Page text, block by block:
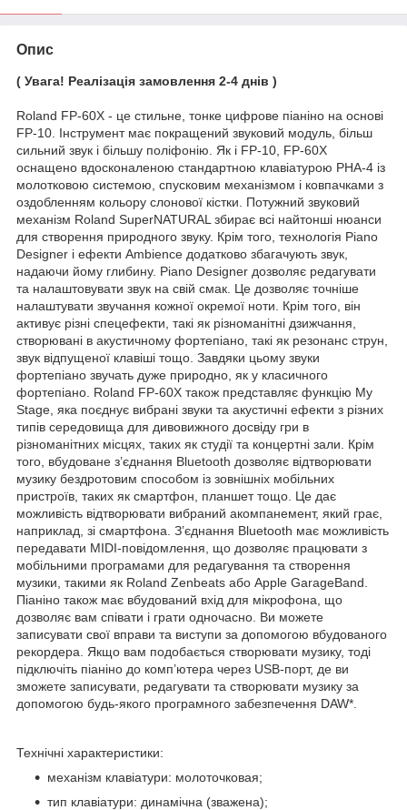
Опис
( Увага! Реалізація замовлення 2-4 днів )
Roland FP-60X - це стильне, тонке цифрове піаніно на основі
FP-10. Інструмент має покращений звуковий модуль, більш
сильний звук і більшу поліфонію. Як і FP-10, FP-60X
оснащено вдосконаленою стандартною клавіатурою PHA-4 із
молотковою системою, спусковим механізмом і ковпачками з
оздобленням кольору слонової кістки. Потужний звуковий
механізм Roland SuperNATURAL збирає всі найтонші нюанси
для створення природного звуку. Крім того, технологія Piano
Designer і ефекти Ambience додатково збагачують звук,
надаючи йому глибину. Piano Designer дозволяє редагувати
та налаштовувати звук на свій смак. Це дозволяє точніше
налаштувати звучання кожної окремої ноти. Крім того, він
активує різні спецефекти, такі як різноманітні дзижчання,
створювані в акустичному фортепіано, такі як резонанс струн,
звук відпущеної клавіші тощо. Завдяки цьому звуки
фортепіано звучать дуже природно, як у класичного
фортепіано. Roland FP-60X також представляє функцію My
Stage, яка поєднує вибрані звуки та акустичні ефекти з різних
типів середовища для дивовижного досвіду гри в
різноманітних місцях, таких як студії та концертні зали. Крім
того, вбудоване з’єднання Bluetooth дозволяє відтворювати
музику бездротовим способом із зовнішніх мобільних
пристроїв, таких як смартфон, планшет тощо. Це дає
можливість відтворювати вибраний акомпанемент, який грає,
наприклад, зі смартфона. З’єднання Bluetooth має можливість
передавати MIDI-повідомлення, що дозволяє працювати з
мобільними програмами для редагування та створення
музики, такими як Roland Zenbeats або Apple GarageBand.
Піаніно також має вбудований вхід для мікрофона, що
дозволяє вам співати і грати одночасно. Ви можете
записувати свої вправи та виступи за допомогою вбудованого
рекордера. Якщо вам подобається створювати музику, тоді
підключіть піаніно до комп’ютера через USB-порт, де ви
зможете записувати, редагувати та створювати музику за
допомогою будь-якого програмного забезпечення DAW*.
Технічні характеристики:
механізм клавіатури: молоточковая;
тип клавіатури: динамічна (зважена);